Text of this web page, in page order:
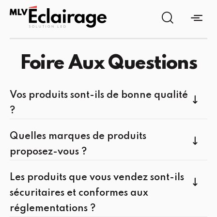
Foire Aux Questions
Vos produits sont-ils de bonne qualité
?
marques connues, aussi grâce notre expérience
d’ancien électricien nous évaluons et testons
chaque nouveau produit que nous mettons à la
Quelles marques de produits
proposez-vous ?
Lighting ,Votatec,Elite,Corona lighting, etc…
Les produits que vous vendez sont-ils
sécuritaires et conformes aux
réglementations ?